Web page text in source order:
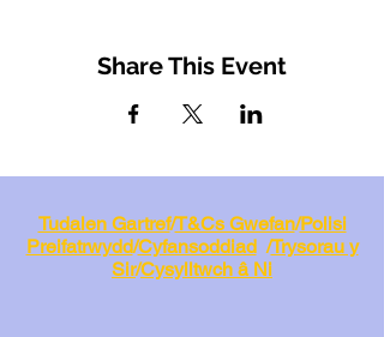
Share This Event
Tudalen Gartref/T&Cs Gwefan/Polisi
Preifatrwydd/Cyfansoddiad/Trysorau y
Sir/Cysylltwch â Ni